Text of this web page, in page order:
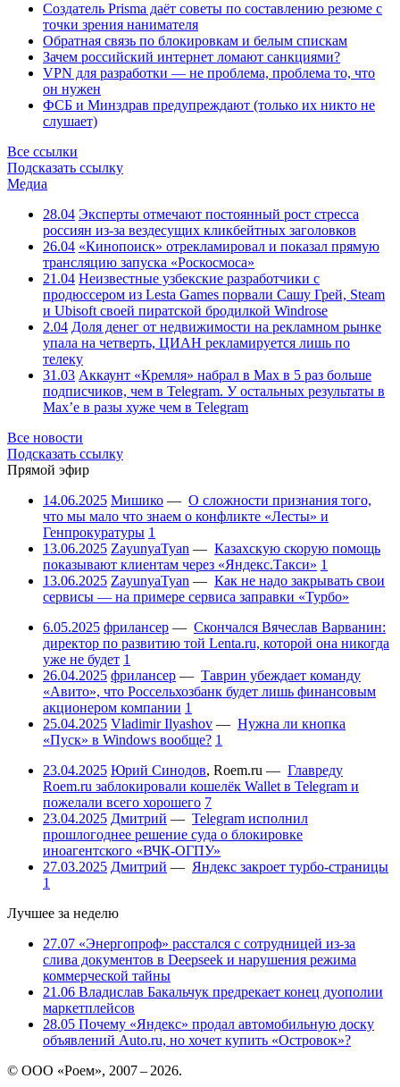
Создатель Prisma даёт советы по составлению резюме с
точки зрения нанимателя
Обратная связь по блокировкам и белым спискам
Зачем российский интернет ломают санкциями?
VPN для разработки — не проблема, проблема то, что
он нужен
ФСБ и Минздрав предупреждают (только их никто не
слушает)
Все ссылки
Подсказать ссылку
Медиа
28.04 Эксперты отмечают постоянный рост стресса
россиян из-за вездесущих кликбейтных заголовков
26.04 «Кинопоиск» отрекламировал и показал прямую
трансляцию запуска «Роскосмоса»
21.04 Неизвестные узбекские разработчики с
продюссером из Lesta Games порвали Сашу Грей, Steam
и Ubisoft своей пиратской бродилкой Windrose
2.04 Доля денег от недвижимости на рекламном рынке
упала на четверть, ЦИАН рекламируется лишь по
телеку
31.03 Аккаунт «Кремля» набрал в Max в 5 раз больше
подписчиков, чем в Telegram. У остальных результаты в
Max’е в разы хуже чем в Telegram
Все новости
Подсказать ссылку
Прямой эфир
14.06.2025 Мишико — О сложности признания того,
что мы мало что знаем о конфликте «Лесты» и
Генпрокуратуры 1
13.06.2025 ZayunyaTyan — Казахскую скорую помощь
показывают клиентам через «Яндекс.Такси» 1
13.06.2025 ZayunyaTyan — Как не надо закрывать свои
сервисы — на примере сервиса заправки «Турбо»
6.05.2025 фрилансер — Скончался Вячеслав Варванин:
директор по развитию той Lenta.ru, которой она никогда
уже не будет 1
26.04.2025 фрилансер — Таврин убеждает команду
«Авито», что Россельхозбанк будет лишь финансовым
акционером компании 1
25.04.2025 Vladimir Ilyashov — Нужна ли кнопка
«Пуск» в Windows вообще? 1
23.04.2025 Юрий Синодов, Roem.ru — Главреду
Roem.ru заблокировали кошелёк Wallet в Telegram и
пожелали всего хорошего 7
23.04.2025 Дмитрий — Telegram исполнил
прошлогоднее решение суда о блокировке
иноагентского «ВЧК-ОГПУ»
27.03.2025 Дмитрий — Яндекс закроет турбо-страницы
1
Лучшее за неделю
27.07 «Энергопроф» расстался с сотрудницей из-за
слива документов в Deepseek и нарушения режима
коммерческой тайны
21.06 Владислав Бакальчук предрекает конец дуополии
маркетплейсов
28.05 Почему «Яндекс» продал автомобильную доску
объявлений Auto.ru, но хочет купить «Островок»?
© ООО «Роем», 2007 – 2026.